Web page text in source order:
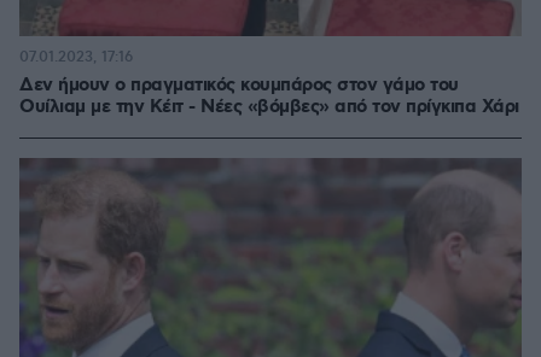
Δεν ήμουν ο πραγματικός κουμπάρος στον γάμο του
Oυίλιαμ με την Κέιτ - Νέες «βόμβες» από τον πρίγκιπα Χάρι
07.01.2023, 17:16